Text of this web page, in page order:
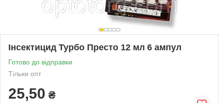
Інсектицид Турбо Престо 12 мл 6 ампул
Готово до відправки
Тільки опт
25,50 ₴